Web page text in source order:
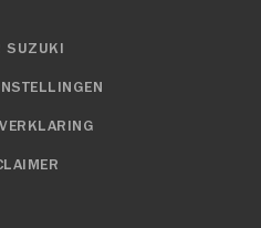
SUZUKI